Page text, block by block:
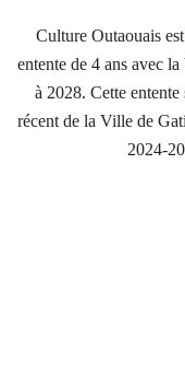
Culture Outaouais
entente de 4 ans avec
à 2028. Cette entente
récent de la Ville de
2024-